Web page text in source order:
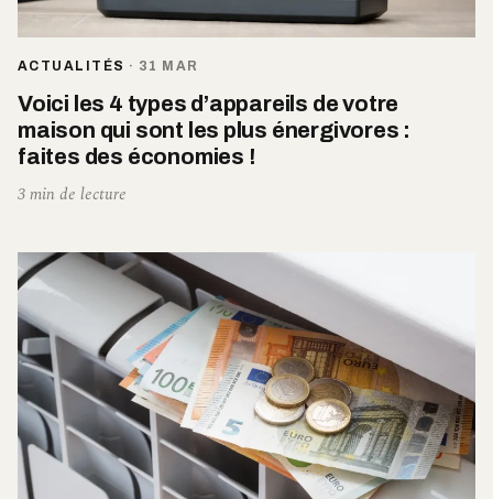
ACTUALITÉS · 31 MAR
Voici les 4 types d’appareils de votre
maison qui sont les plus énergivores :
faites des économies !
3 min de lecture